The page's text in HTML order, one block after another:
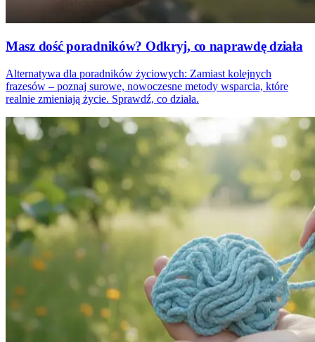
Masz dość poradników? Odkryj, co naprawdę działa
Alternatywa dla poradników życiowych: Zamiast kolejnych
frazesów – poznaj surowe, nowoczesne metody wsparcia, które
realnie zmieniają życie. Sprawdź, co działa.